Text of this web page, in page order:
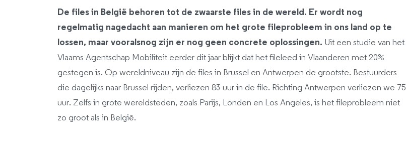
De files in België behoren tot de zwaarste files in de wereld. Er wordt nog
regelmatig nagedacht aan manieren om het grote fileprobleem in ons land op te
lossen, maar vooralsnog zijn er nog geen concrete oplossingen. Uit een studie van het
Vlaams Agentschap Mobiliteit eerder dit jaar blijkt dat het fileleed in Vlaanderen met 20%
gestegen is. Op wereldniveau zijn de files in Brussel en Antwerpen de grootste. Bestuurders
die dagelijks naar Brussel rijden, verliezen 83 uur in de file. Richting Antwerpen verliezen we 75
uur. Zelfs in grote wereldsteden, zoals Parijs, Londen en Los Angeles, is het fileprobleem niet
zo groot als in België.